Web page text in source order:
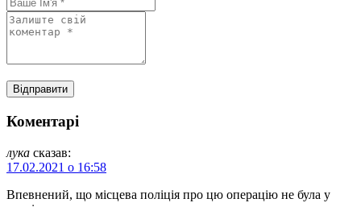
Коментарі
лука сказав:
17.02.2021 о 16:58
Впевнений, що місцева поліція про цю операцію не була у